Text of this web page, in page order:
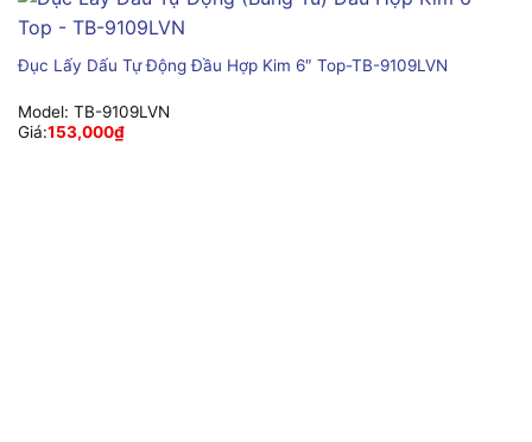
Đục Lấy Dấu Tự Động Đầu Hợp Kim 6″ Top-TB-9109LVN
Model: TB-9109LVN
Giá:153,000₫